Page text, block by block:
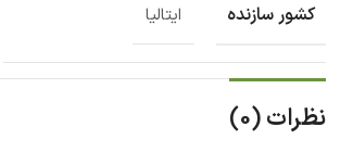
کشور سازنده ایتالیا
نظرات (0)